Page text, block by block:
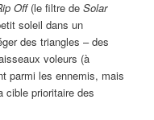
Off(le filtre deSolar
soleil dans un
des triangles – des
voleurs (à
parmi les ennemis, mais
cible prioritaire des